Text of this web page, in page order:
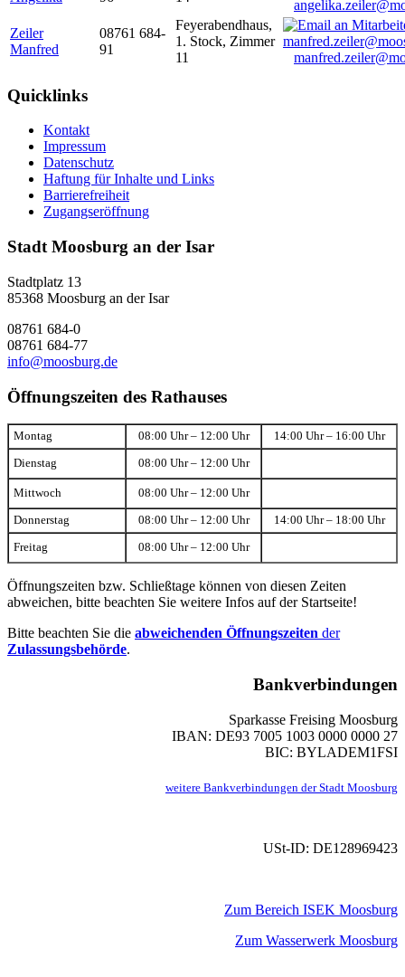
Zeiler
Manfred
08761 684-
91
Feyerabendhaus,
1. Stock, Zimmer
11
Quicklinks
Kontakt
Impressum
Datenschutz
Haftung für Inhalte und Links
Barrierefreiheit
Zugangseröffnung
Stadt Moosburg an der Isar
Stadtplatz 13
85368 Moosburg an der Isar
08761 684-0
08761 684-77
info@moosburg.de
Öffnungszeiten des Rathauses
Montag 08:00 Uhr – 12:00 Uhr 14:00 Uhr – 16:00 Uhr
Dienstag 08:00 Uhr – 12:00 Uhr
Mittwoch 08:00 Uhr – 12:00 Uhr
Donnerstag 08:00 Uhr – 12:00 Uhr 14:00 Uhr – 18:00 Uhr
Freitag 08:00 Uhr – 12:00 Uhr
Öffnungszeiten bzw. Schließtage können von diesen Zeiten
abweichen, bitte beachten Sie weitere Infos auf der Startseite!
Bitte beachten Sie die abweichenden Öffnungszeiten der
Zulassungsbehörde.
Bankverbindungen
Sparkasse Freising Moosburg
IBAN: DE93 7005 1003 0000 0000 27
BIC: BYLADEM1FSI
weitere Bankverbindungen der Stadt Moosburg
USt-ID: DE128969423
Zum Bereich ISEK Moosburg
Zum Wasserwerk Moosburg